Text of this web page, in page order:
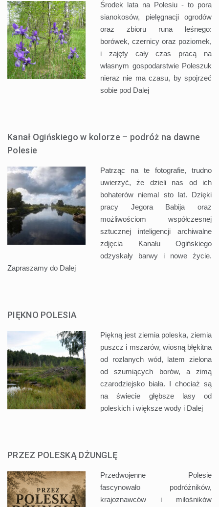
Środek lata na Polesiu - to pora
sianokosów, pielęgnacji ogrodów
oraz zbioru runa leśnego:
borówek, czernicy oraz poziomek,
i zajęty cały czas pracą na
własnym gospodarstwie Poleszuk
nieraz nie ma czasu, by spojrzeć
sobie pod Dalej
Kanał Ogińskiego w kolorze – podróż na dawne
Polesie
Patrząc na te fotografie, trudno
uwierzyć, że dzieli nas od ich
bohaterów niemal sto lat. Dzięki
pracy Jegora Babija oraz
możliwościom współczesnej
sztucznej inteligencji archiwalne
zdjęcia Kanału Ogińskiego
odzyskały barwy i nowe życie.
Zapraszamy do Dalej
PIĘKNO POLESIA
Piękną jest ziemia poleska, ziemia
puszcz i mszarów, wiosną błękitna
od rozlanych wód, latem zielona
od szumiących borów, a zimą
czarodziejsko biała. I chociaż są
na świecie głębsze lasy od
poleskich i większe wody i Dalej
PRZEZ POLESKĄ DŻUNGLĘ
Przedwojenne Polesie
fascynowało podróżników,
krajoznawców i miłośników